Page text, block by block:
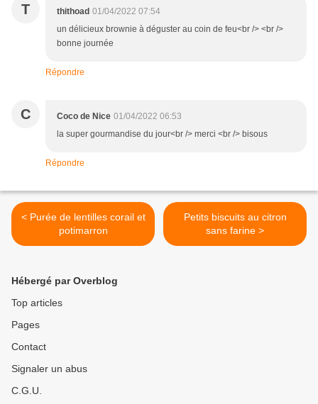
T thithoad 01/04/2022 07:54
un délicieux brownie à déguster au coin de feu<br /> <br />
bonne journée
Répondre
C Coco de Nice 01/04/2022 06:53
la super gourmandise du jour<br /> merci <br /> bisous
Répondre
< Purée de lentilles corail et
potimarron
Petits biscuits au citron
sans farine >
Hébergé par Overblog
Top articles
Pages
Contact
Signaler un abus
C.G.U.